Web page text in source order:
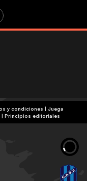
| Principios editoriales